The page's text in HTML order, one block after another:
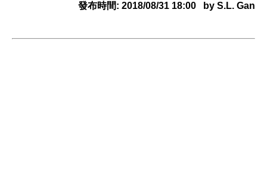
發布時間: 2018/08/31 18:00 by S.L. Gan